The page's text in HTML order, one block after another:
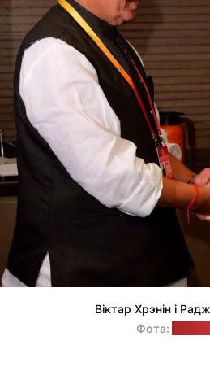
Віктар Хрэнін і
Фота: